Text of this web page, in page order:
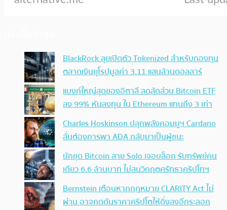
BlackRock ลุยเปิดตัว Tokenized สำหรับกองทุน
ตลาดเงินยุโรปมูลค่า 3.11 แสนล้านดอลลาร์
แบงก์ใหญ่สุดของอิตาลี ลดสัดส่วน Bitcoin ETF
ลง 99% หันลงทุน ใน Ethereum แทนถึง 3 เท่า
Charles Hoskinson ปลุกพลังคอมมูฯ Cardano
ลั่นต้องการพา ADA กลับมาเป็นผู้ชนะ
นักขุด Bitcoin สาย Solo เจอบล็อก รับทรัพย์คน
เดียว 6.6 ล้านบาท ไม่สนวิกฤตศรัทธาคริปโทฯ
Bernstein เตือนหากกฎหมาย CLARITY Act ไม่
ผ่าน อาจกดดันราคาคริปโตให้ดิ่งลงอีกระลอก